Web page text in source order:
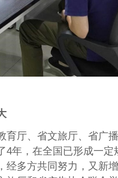
厅、省文旅厅、省广
年，在全国已形成一定
多方共同努力，又新